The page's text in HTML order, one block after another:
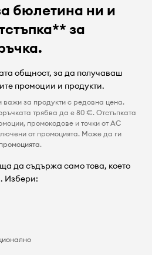
бюлетина ни и
за
общност, за да получаваш
промоции и продукти.
важи за продукти с редовна цена.
трябва да е 80 €. Отстъпката
промокодове и точки от AC
от промоцията. Може да ги
.
да съдържа само това, което
Избери: